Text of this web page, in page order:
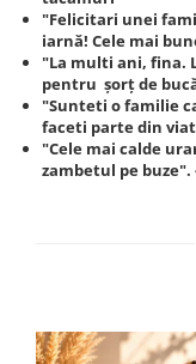
"Felicitari unei
iarnă! Cele mai
"La multi ani, fina.
pentru șorț de
"Sunteti o familie
faceti parte din
"Cele mai calde
zambetul pe